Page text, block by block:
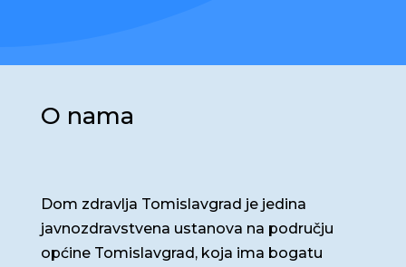
O nama
Dom zdravlja Tomislavgrad je jedina
javnozdravstvena ustanova na području
općine Tomislavgrad, koja ima bogatu